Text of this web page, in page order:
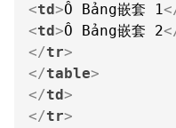
<td>Ô Bảng嵌套 1
<td>Ô Bảng嵌套 2
</tr>
</table>
</td>
</tr>